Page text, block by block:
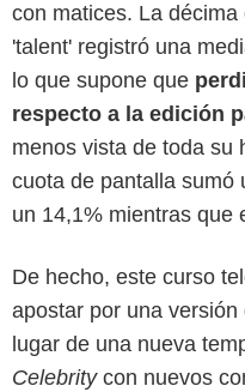
con matices. La décima
'talent' registró una
lo que supone que
respecto a la edición
menos vista de toda su
cuota de pantalla sumó
un 14,1% mientras que
De hecho, este curso
apostar por una
lugar de una nueva
Celebritycon nuevos